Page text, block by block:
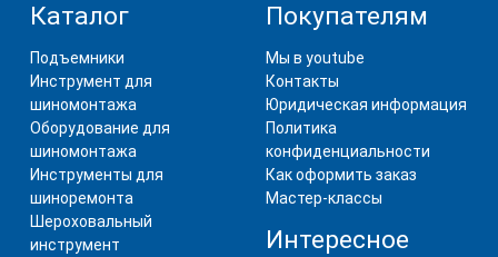
Каталог
Подъемники
Инструмент для
шиномонтажа
Оборудование для
шиномонтажа
Инструменты для
шиноремонта
Шероховальный
инструмент
Покупателям
Мы в youtube
Контакты
Юридическая информация
Политика
конфиденциальности
Как оформить заказ
Мастер-классы
Интересное